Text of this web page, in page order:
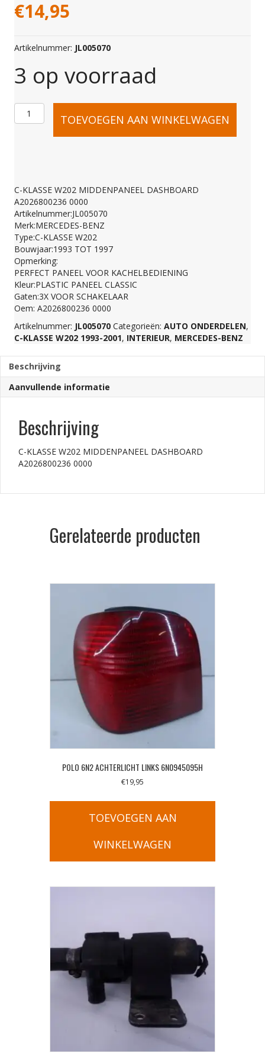
€14,95
Artikelnummer: JL005070
3 op voorraad
C-
W202
MIDDENPANEEL
DASHBOARD
A2026800236
0000
aantal
TOEVOEGEN AAN WINKELWAGEN
C-KLASSE W202 MIDDENPANEEL DASHBOARD
A2026800236 0000
Artikelnummer:JL005070
Merk:MERCEDES-BENZ
Type:C-KLASSE W202
Bouwjaar:1993 TOT 1997
Opmerking:
PERFECT PANEEL VOOR KACHELBEDIENING
Kleur:PLASTIC PANEEL CLASSIC
Gaten:3X VOOR SCHAKELAAR
Oem: A2026800236 0000
Artikelnummer: JL005070 Categorieën: AUTO ONDERDELEN,
C-KLASSE W202 1993-2001, INTERIEUR, MERCEDES-BENZ
Beschrijving
Aanvullende informatie
Beschrijving
C-KLASSE W202 MIDDENPANEEL DASHBOARD
A2026800236 0000
Gerelateerde producten
POLO 6N2 ACHTERLICHT LINKS 6N0945095H
€19,95
TOEVOEGEN AAN
WINKELWAGEN